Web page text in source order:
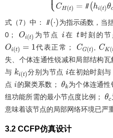
Ⅱ
式（7）中： Ⅱ
Ⅱ(·) 为指示函数，当
0；
Oi(t) 为节点 i在 t时刻的节
Oi(t)= 1 代表正常； CG(t) CK(t
失、个体连通性锐减和局部结构瓦
与 ki(t)分别为节点 i在初始时刻与
点 i 的聚类系数； θk为个体连通
纽功能所需的最小节点度比例；
θc
意味着该节点的局部网络环境已严
3.2 CCFP仿真设计